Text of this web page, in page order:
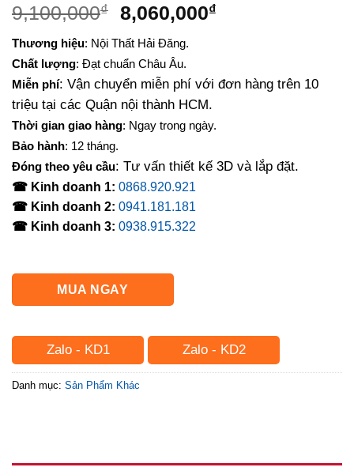
9,100,000₫
Giá
là:
9,100,000₫.
8,060,000₫Giá
8,060,000₫.
Thương hiệu: Nội Thất Hải Đăng.
Chất lượng: Đạt chuẩn Châu Âu.
Miễn phí: Vận chuyển miễn phí với đơn hàng trên 10
triệu tại các Quận nội thành HCM.
Thời gian giao hàng: Ngay trong ngày.
Bảo hành: 12 tháng.
Đóng theo yêu cầu: Tư vấn thiết kế 3D và lắp đặt.
☎ Kinh doanh 1: 0868.920.921
☎ Kinh doanh 2: 0941.181.181
☎ Kinh doanh 3: 0938.915.322
MUA NGAY
Zalo - KD1 Zalo - KD2
Danh mục: Sản Phẩm Khác